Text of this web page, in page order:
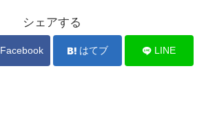
シェアする
Facebook はてブ LINE